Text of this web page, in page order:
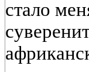
стало